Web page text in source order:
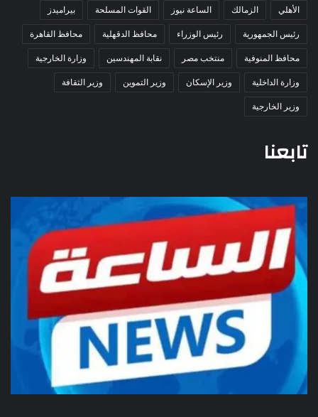
الأهلي الزمالك الساعة نيوز القوات المسلحة
بيراميدز
رئيس الجمهورية
رئيس الوزراء محافظ الدقهلية
محافظ القاهرة
محافظ المنوفية
منتخب مصر نقابة المهندسين
وزارة الخارجية
وزارة الداخلية
وزير الإسكان وزير التموين
وزير الثقافة
وزير الخارجية
تابعنا